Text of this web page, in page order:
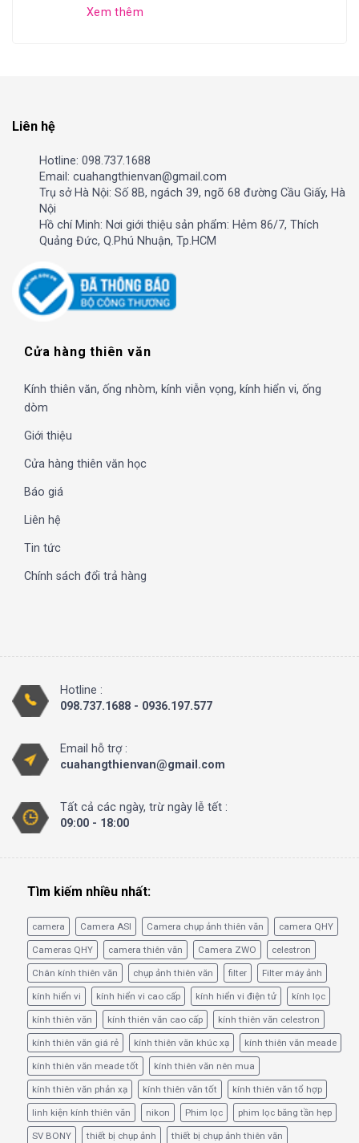
Xem thêm
Liên hệ
Hotline: 098.737.1688
Email: cuahangthienvan@gmail.com
Trụ sở Hà Nội: Số 8B, ngách 39, ngõ 68 đường Cầu Giấy, Hà
Nội
Hồ chí Minh: Nơi giới thiệu sản phẩm: Hẻm 86/7, Thích
Quảng Đức, Q.Phú Nhuận, Tp.HCM
Cửa hàng thiên văn
Kính thiên văn, ống nhòm, kính viễn vọng, kính hiển vi, ống
dòm
Giới thiệu
Cửa hàng thiên văn học
Báo giá
Liên hệ
Tin tức
Chính sách đổi trả hàng
Hotline :
098.737.1688 - 0936.197.577
Email hỗ trợ :
cuahangthienvan@gmail.com
Tất cả các ngày, trừ ngày lễ tết :
09:00 - 18:00
Tìm kiếm nhiều nhất:
camera Camera ASI Camera chụp ảnh thiên văn camera QHY
Cameras QHY camera thiên văn Camera ZWO celestron
Chân kính thiên văn chụp ảnh thiên văn filter Filter máy ảnh
kính hiển vi kính hiển vi cao cấp kính hiển vi điện tử kính lọc
kính thiên văn kính thiên văn cao cấp kính thiên văn celestron
kính thiên văn giá rẻ kính thiên văn khúc xạ kính thiên văn meade
kính thiên văn meade tốt kính thiên văn nên mua
kính thiên văn phản xạ kính thiên văn tốt kính thiên văn tổ hợp
linh kiện kính thiên văn nikon Phim lọc phim lọc băng tần hẹp
SV BONY thiết bị chụp ảnh thiết bị chụp ảnh thiên văn